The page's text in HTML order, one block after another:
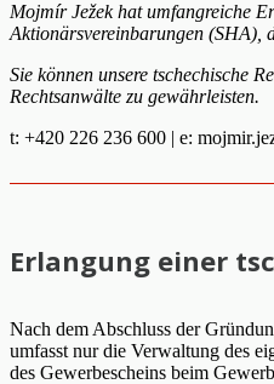
Mojmír Ježek hat umfangreiche
Aktionärsvereinbarungen (SHA),
Sie können unsere tschechische
Rechtsanwälte zu gewährleisten.
t: +420 226 236 600 | e:
Erlangung einer
Nach dem Abschluss der
umfasst nur die Verwaltung des
des Gewerbescheins beim